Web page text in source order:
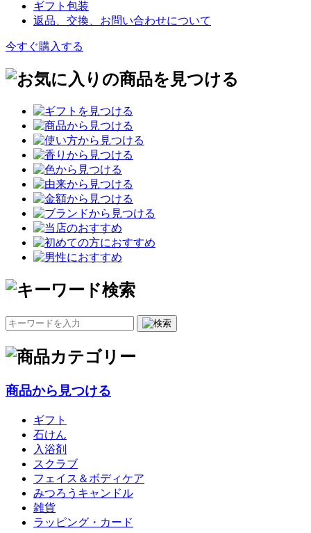
ギフト包装
返品、交換、お問い合わせについて
今すぐ購入する
商品から見つける
ギフト
石けん
入浴剤
スクラブ
フェイス＆ボディケア
みつろうキャンドル
雑貨
ラッピング・カード